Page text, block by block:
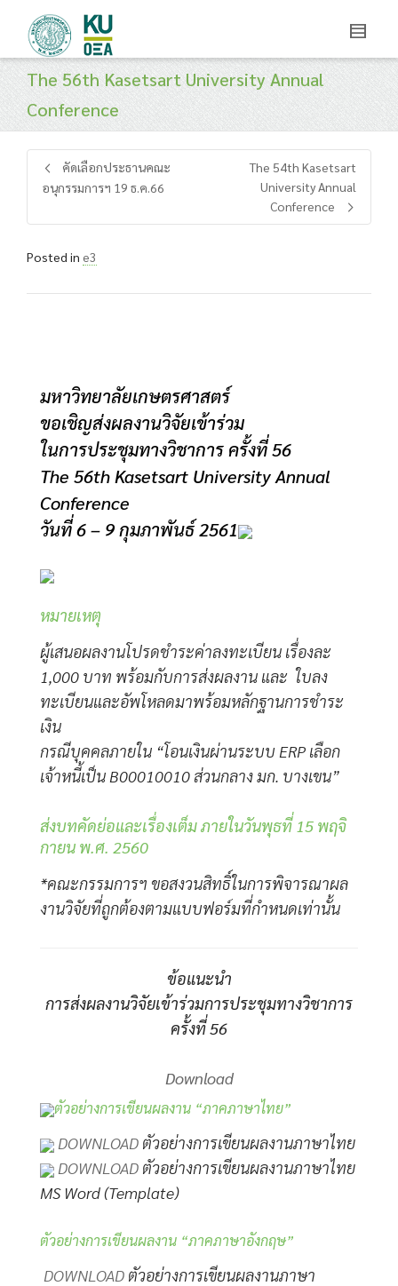
The 56th Kasetsart University Annual
Conference
คัดเลือกประธานคณะ
อนุกรรมการฯ 19 ธ.ค.66
The 54th Kasetsart
University Annual
Conference
Posted in e3
มหาวิทยาลัยเกษตรศาสตร์
ขอเชิญส่งผลงานวิจัยเข้าร่วม
ในการประชุมทางวิชาการ ครั้งที่ 56
The 56th Kasetsart University Annual
Conference
วันที่ 6 – 9 กุมภาพันธ์ 2561
หมายเหตุ
ผู้เสนอผลงานโปรดชำระค่าลงทะเบียน เรื่องละ
1,000 บาท พร้อมกับการส่งผลงาน และ ใบลง
ทะเบียนและอัพโหลดมาพร้อมหลักฐานการชำระ
เงิน
กรณีบุคคลภายใน “โอนเงินผ่านระบบ ERP เลือก
เจ้าหนี้เป็น B00010010 ส่วนกลาง มก. บางเขน”
ส่งบทคัดย่อและเรื่องเต็ม ภายในวันพุธที่ 15 พฤจิ
กายน พ.ศ. 2560
*คณะกรรมการฯ ขอสงวนสิทธิ์ในการพิจารณาผล
งานวิจัยที่ถูกต้องตามแบบฟอร์มที่กําหนดเท่านั้น
ข้อแนะนำ
การส่งผลงานวิจัยเข้าร่วมการประชุมทางวิชาการ
ครั้งที่ 56
Download
ตัวอย่างการเขียนผลงาน “ภาคภาษาไทย”
DOWNLOAD ตัวอย่างการเขียนผลงานภาษาไทย
DOWNLOAD ตัวอย่างการเขียนผลงานภาษาไทย
MS Word (Template)
ตัวอย่างการเขียนผลงาน “ภาคภาษาอังกฤษ”
DOWNLOAD ตัวอย่างการเขียนผลงานภาษา